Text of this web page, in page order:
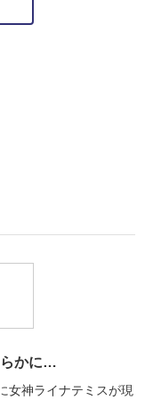
らかに…
女神ライナテミスが現